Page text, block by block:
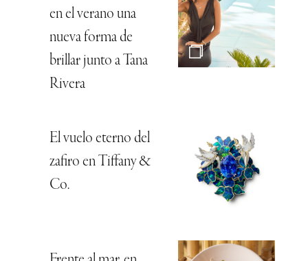
en el verano una
nueva forma de
brillar junto a Tana
Rivera
El vuelo eterno del
zafiro en Tiffany &
Co.